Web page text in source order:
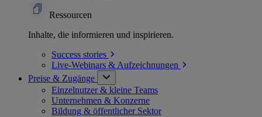
Ressourcen
Inhalte, die informieren und inspirieren.
Success stories
Live-Webinars & Aufzeichnungen
Preise & Zugänge
Einzelnutzer & kleine Teams
Unternehmen & Konzerne
Bildung & öffentlicher Sektor